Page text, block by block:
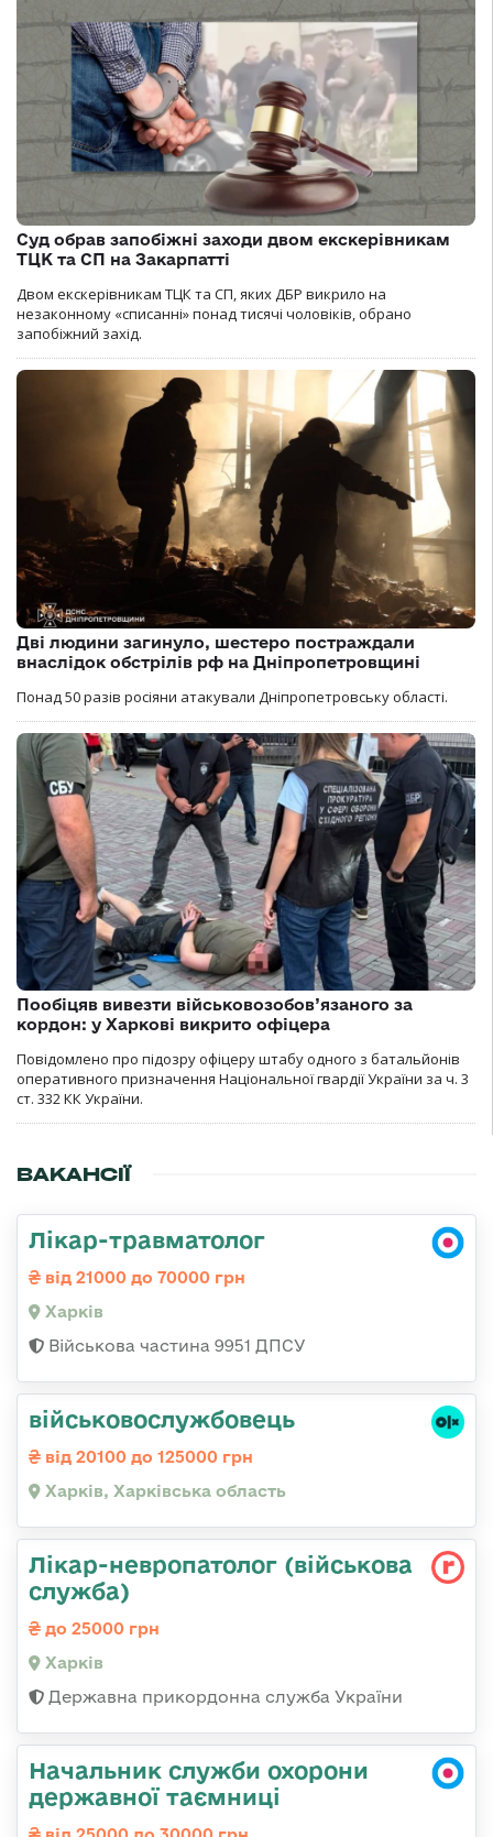
Суд обрав запобіжні заходи двом екскерівникам
ТЦК та СП на Закарпатті
Двом екскерівникам ТЦК та СП, яких ДБР викрило на
незаконному «списанні» понад тисячі чоловіків, обрано
запобіжний захід.
Дві людини загинуло, шестеро постраждали
внаслідок обстрілів рф на Дніпропетровщині
Понад 50 разів росіяни атакували Дніпропетровську області.
Пообіцяв вивезти військовозобов’язаного за
кордон: у Харкові викрито офіцера
Повідомлено про підозру офіцеру штабу одного з батальйонів
оперативного призначення Національної гвардії України за ч. 3
ст. 332 КК України.
ВАКАНСІЇ
Лікар-травматолог
від 21000 до 70000 грн
Харків
Військова частина 9951 ДПСУ
військовослужбовець
від 20100 до 125000 грн
Харків, Харківська область
Лікар-невропатолог (військова
служба)
до 25000 грн
Харків
Державна прикордонна служба України
Начальник служби охорони
державної таємниці